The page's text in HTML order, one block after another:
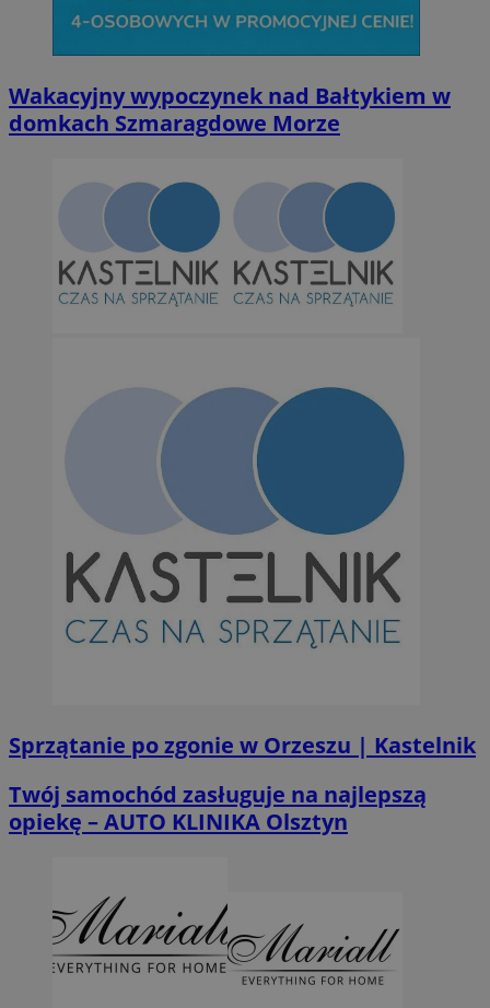
Wakacyjny wypoczynek nad Bałtykiem w
domkach Szmaragdowe Morze
Sprzątanie po zgonie w Orzeszu | Kastelnik
Twój samochód zasługuje na najlepszą
opiekę – AUTO KLINIKA Olsztyn